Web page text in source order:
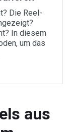
Die Reel-
In diesem
um das
aus